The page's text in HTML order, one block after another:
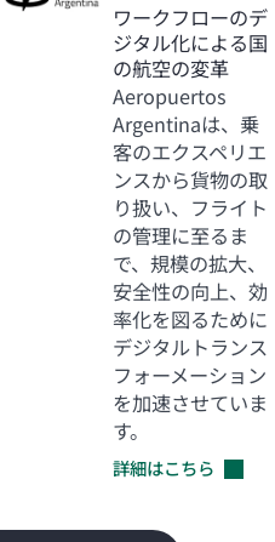
ワークフローのデ
ジタル化による国
の航空の変革
Aeropuertos
Argentinaは、乗
客のエクスペリエ
ンスから貨物の取
り扱い、フライト
の管理に至るま
で、規模の拡大、
安全性の向上、効
率化を図るために
デジタルトランス
フォーメーション
を加速させていま
す。
詳細はこちら